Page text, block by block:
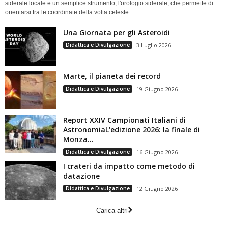
siderale locale e un semplice strumento, l'orologio siderale, che permette di
orientarsi tra le coordinate della volta celeste
Una Giornata per gli Asteroidi
Didattica e Divulgazione 3 Luglio 2026
Marte, il pianeta dei record
Didattica e Divulgazione 19 Giugno 2026
Report XXIV Campionati Italiani di
AstronomiaL'edizione 2026: la finale di
Monza...
Didattica e Divulgazione 16 Giugno 2026
I crateri da impatto come metodo di
datazione
Didattica e Divulgazione 12 Giugno 2026
Carica altri